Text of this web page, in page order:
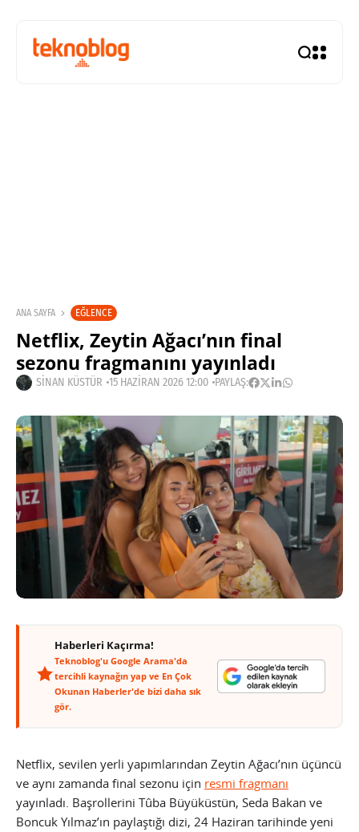
ANA SAYFA EĞLENCE
Netflix, Zeytin Ağacı’nın final
sezonu fragmanını yayınladı
SINAN KÜSTÜR 15 HAZIRAN 2026 12:00 PAYLAŞ:
Haberleri Kaçırma!
Teknoblog'u Google Arama'da
tercihli kaynağın yap ve En Çok
Okunan Haberler'de bizi daha sık
gör.
Netflix, sevilen yerli yapımlarından Zeytin Ağacı’nın üçüncü
ve aynı zamanda final sezonu için resmi fragmanı
yayınladı. Başrollerini Tûba Büyüküstün, Seda Bakan ve
Boncuk Yılmaz’ın paylaştığı dizi, 24 Haziran tarihinde yeni